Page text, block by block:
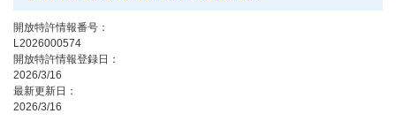
開放特許情報番号：
L2026000574
開放特許情報登録日：
2026/3/16
最新更新日：
2026/3/16